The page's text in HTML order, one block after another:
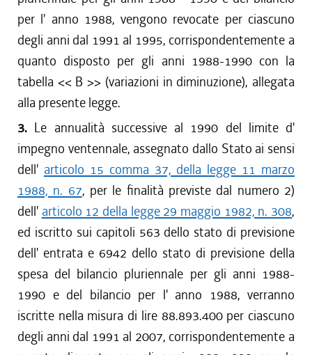
per l' anno 1988, vengono revocate per ciascuno
degli anni dal 1991 al 1995, corrispondentemente a
quanto disposto per gli anni 1988-1990 con la
tabella << B >> (variazioni in diminuzione), allegata
alla presente legge.
3. Le annualità successive al 1990 del limite d'
impegno ventennale, assegnato dallo Stato ai sensi
dell' articolo 15 comma 37, della legge 11 marzo
1988, n. 67, per le finalità previste dal numero 2)
dell' articolo 12 della legge 29 maggio 1982, n. 308,
ed iscritto sui capitoli 563 dello stato di previsione
dell' entrata e 6942 dello stato di previsione della
spesa del bilancio pluriennale per gli anni 1988-
1990 e del bilancio per l' anno 1988, verranno
iscritte nella misura di lire 88.893.400 per ciascuno
degli anni dal 1991 al 2007, corrispondentemente a